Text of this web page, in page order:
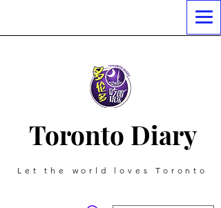
Toronto Diary
Let the world loves Toronto